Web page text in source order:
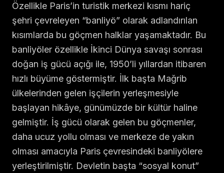
Özellikle Paris’in turistik merkezi kısmı hariç
şehri çevreleyen “banliyö” olarak adlandırılan
kısımlarda bu göçmen halklar yaşamaktadır. Bu
banliyöler özellikle İkinci Dünya savaşı sonrası
doğan iş gücü açığı ile, 1950’li yıllardan itibaren
hızlı büyüme göstermiştir. İlk başta Mağrib
ülkelerinden gelen işçilerin yerleşmesiyle
başlayan hikâye, günümüzde bir kültür haline
gelmiştir. İş gücü olarak gelen bu göçmenler,
daha ucuz yollu olması ve merkeze de yakın
olması amacıyla Paris çevresindeki banliyölere
yerleştirilmiştir. Devletin başta “sosyal konut”